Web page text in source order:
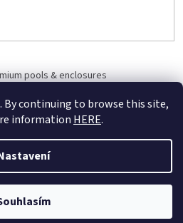
By continuing to browse this site,
information HERE.
to receive full benefits (of becoming
pools & enclosures
Vytvořil Shoptet
. Všechna práva vyhrazena.